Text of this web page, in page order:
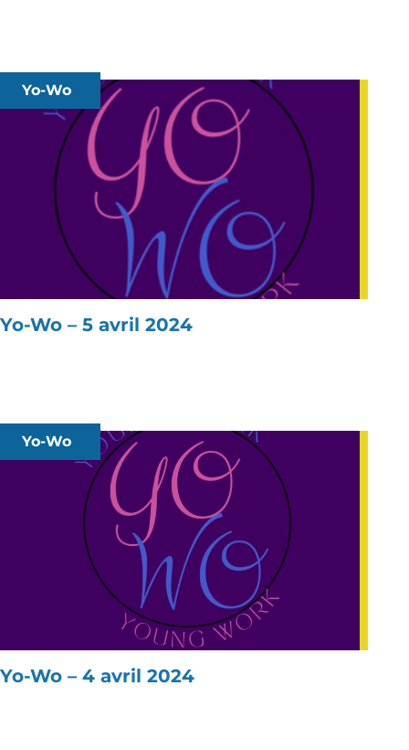
Yo-Wo
Yo-Wo – 5 avril 2024
Yo-Wo
Yo-Wo – 4 avril 2024